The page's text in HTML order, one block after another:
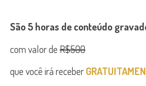
São 5 horas de conteúdo
com valor deR$500
que você irá receber